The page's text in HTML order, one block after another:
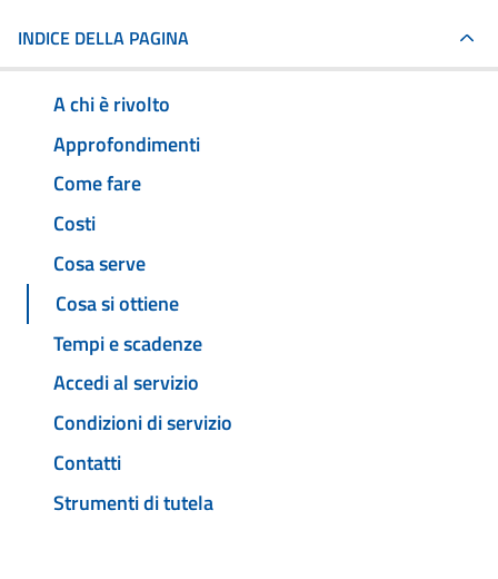
INDICE DELLA PAGINA
A chi è rivolto
Approfondimenti
Come fare
Costi
Cosa serve
Cosa si ottiene
Tempi e scadenze
Accedi al servizio
Condizioni di servizio
Contatti
Strumenti di tutela